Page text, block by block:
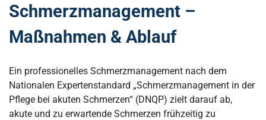
Schmerzmanagement –
Maßnahmen & Ablauf
Ein professionelles Schmerzmanagement nach dem
Nationalen Expertenstandard „Schmerzmanagement in der
Pflege bei akuten Schmerzen“ (DNQP) zielt darauf ab,
akute und zu erwartende Schmerzen frühzeitig zu